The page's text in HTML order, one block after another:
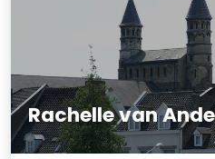
Rachelle van